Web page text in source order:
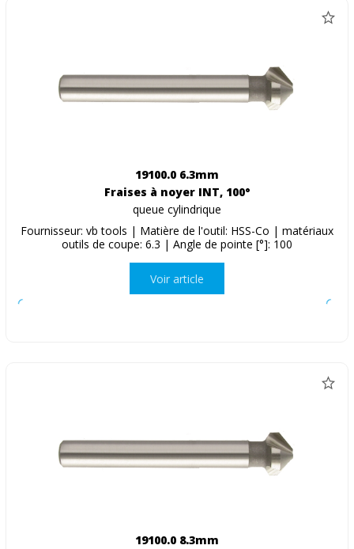
19100.0 6.3mm
Fraises à noyer INT, 100°
queue cylindrique
Fournisseur: vb tools | Matière de l'outil: HSS-Co | matériaux
outils de coupe: 6.3 | Angle de pointe [°]: 100
Voir article
19100.0 8.3mm